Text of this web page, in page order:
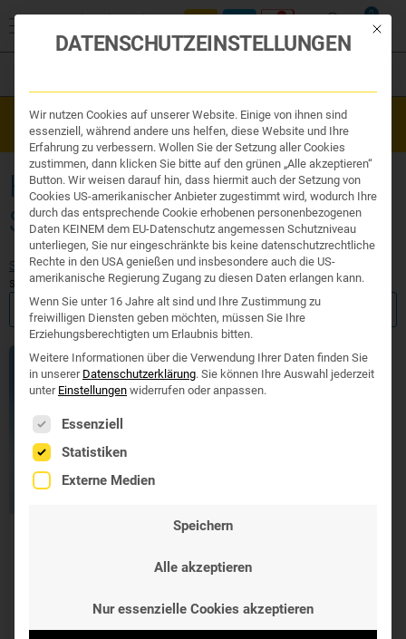
0
Organe & Organ Uhr
Traditionelle Medizin
Nahrungsergänzung
Kosmetik und Hygiene
Ihr Apotheker
Westend Online-Shop: Sicher, schnell und 24/7 für Sie da!
Gratisversand ab €50
HEILPILZE IMMUNSYSTEM
SCHLEIMHÄUTE
Start/ Produkte verschlagwortet mit „heilpilze immunsystem
schleimhäute“
FILTER ANZEIGEN
37,70 €
Mit
DATENSCHUTZEINSTELLUNGEN
Wir nutzen Cookies auf unserer Website. Einige von ihnen sind
essenziell, während andere uns helfen, diese Website und Ihre
Erfahrung zu verbessern. Wollen Sie der Setzung aller Cookies
zustimmen, dann klicken Sie bitte auf den grünen „Alle akzeptieren“
Button. Wir weisen darauf hin, dass hiermit auch der Setzung von
Cookies US-amerikanischer Anbieter zugestimmt wird, wodurch Ihre
durch das entsprechende Cookie erhobenen personenbezogenen
Daten KEINEM dem EU-Datenschutz angemessen Schutzniveau
unterliegen, Sie nur eingeschränkte bis keine datenschutzrechtliche
Rechte in den USA genießen und insbesondere auch die US-
amerikanische Regierung Zugang zu diesen Daten erlangen kann.
Wenn Sie unter 16 Jahre alt sind und Ihre Zustimmung zu
freiwilligen Diensten geben möchten, müssen Sie Ihre
Erziehungsberechtigten um Erlaubnis bitten.
Weitere Informationen über die Verwendung Ihrer Daten finden Sie
in unserer Datenschutzerklärung. Sie können Ihre Auswahl jederzeit
unter Einstellungen widerrufen oder anpassen.
Es folgt eine Liste der Service-Gruppen, für die eine
Essenziell
Statistiken
Externe Medien
Speichern
Alle akzeptieren
Nur essenzielle Cookies akzeptieren